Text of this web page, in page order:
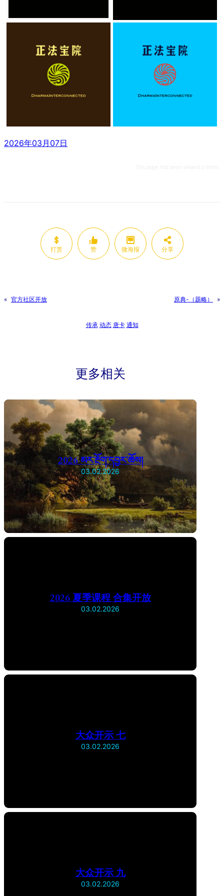
2026年03月07日
This page has been viewed 0 times.
打赏 赞 微海报 分享
« 官方社区开放 原典-（题略） »
传承 动态 唐卡 通知
更多相关
2026 མར་རྔོག་དབྱར་ཆོས།
03.02.2026
2026 夏季课程 合集开放
03.02.2026
大众开示 七
03.02.2026
大众开示 九
03.02.2026